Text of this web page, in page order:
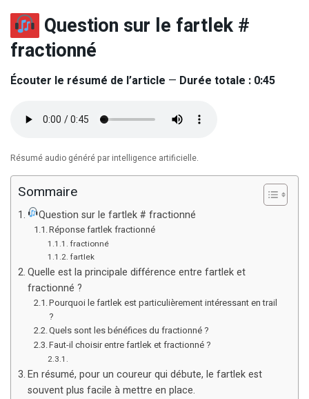
Question sur le fartlek #
fractionné
Écouter le résumé de l’article — Durée totale : 0:45
Résumé audio généré par intelligence artificielle.
Sommaire
Question sur le fartlek # fractionné
Réponse fartlek fractionné
fractionné
fartlek
Quelle est la principale différence entre fartlek et
fractionné ?
Pourquoi le fartlek est particulièrement intéressant en trail
?
Quels sont les bénéfices du fractionné ?
Faut-il choisir entre fartlek et fractionné ?
En résumé, pour un coureur qui débute, le fartlek est
souvent plus facile à mettre en place.